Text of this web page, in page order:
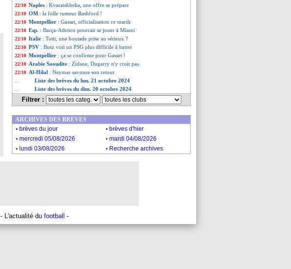
22/10 Naples : Kvaratskhelia, une offre se prépare
22/10 OM : la folle rumeur Rashford !
22/10 Montpellier : Gasset, officialisation ce mardi
22/10 Esp. : Barça-Atletico pourrait se jouer à Miami
22/10 Italie : Totti, une boutade prise au sérieux ?
22/10 PSV : Bosz voit un PSG plus difficile à battre
22/10 Montpellier : ça se confirme pour Gasset !
22/10 Arabie Saoudite : Zidane, Dugarry n'y croit pas
22/10 Al-Hilal : Neymar savoure son retour
Liste des brèves du lun. 21 octobre 2024
Liste des brèves du dim. 20 octobre 2024
Filtrer :
ARCHIVES DES BREVES
. brèves du jour . brèves d'hier
. mercredi 05/08/2026 . mardi 04/08/2026
. lundi 03/08/2026 . Recherche archives
- L'actualité du football -